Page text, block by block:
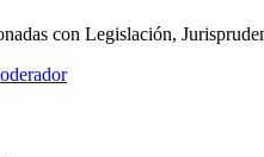
con Legislación,